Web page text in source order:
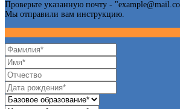
Проверьте указанную почту - "
Мы отправили вам инструкцию.